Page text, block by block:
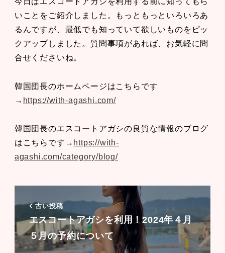
いことをご紹介しました。もっともっといろいろあ
るんですが、最低でも知っていて欲しいものをピッ
クアップしました。質問事項があれば、お気軽に問
合せくださいね。
韓国団長のホームページはこちらです
→ https://with-agashi.com/
韓国団長のエスコートアガシの良質な情報のブログ
はこちらです→ https://with-
agashi.com/category/blog/
古い投稿
エスコートアガシを利用！2024年４月
５月の予約について